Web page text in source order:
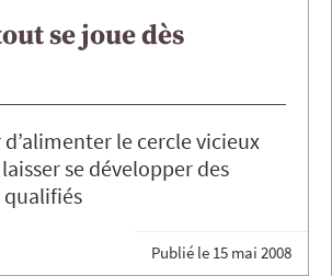
se joue dès
d’alimenter le cercle vicieux
se développer des
Publié le 15 mai 2008